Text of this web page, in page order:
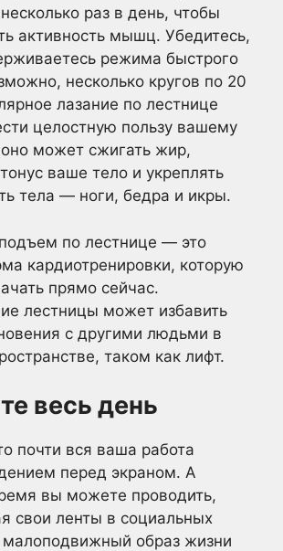
раз в день, чтобы
активность мышц. Убедитесь,
режима быстрого
несколько кругов по 20
лазание по лестнице
целостную пользу вашему
может сжигать жир,
ваше тело и укреплять
тела — ноги, бедра и икры.
по лестнице — это
кардиотренировки, которую
прямо сейчас.
лестницы может избавить
с другими людьми в
таком как лифт.
весь день
почти вся ваша работа
перед экраном. А
вы можете проводить,
свои ленты в социальных
малоподвижный образ жизни